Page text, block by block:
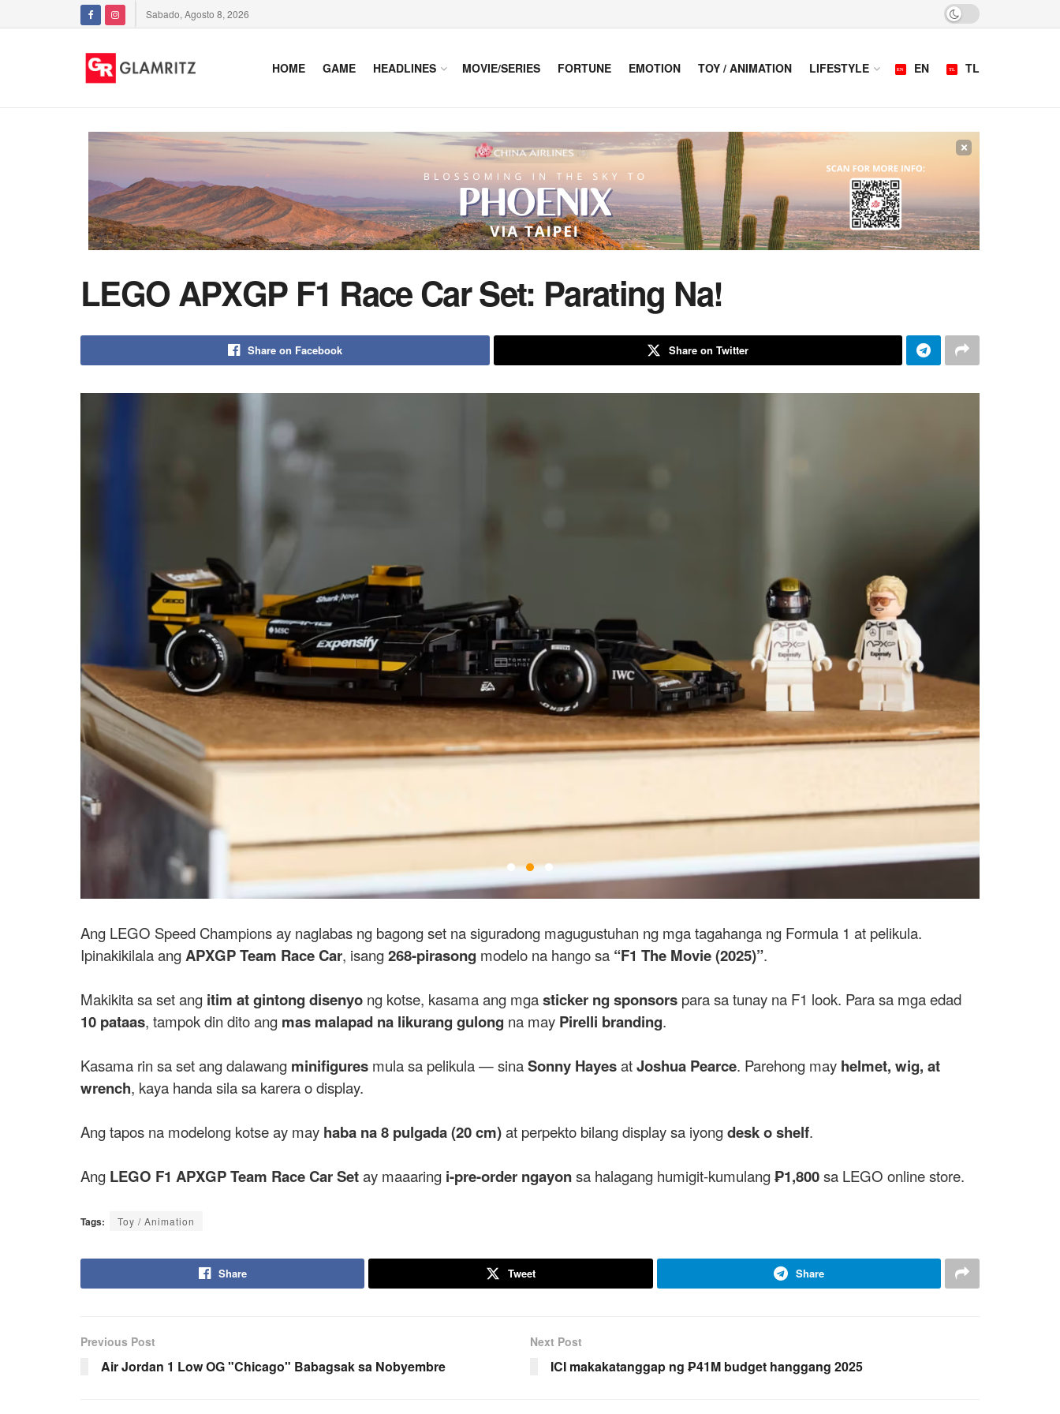
Sabado, Agosto 8, 2026
HOME GAME HEADLINES MOVIE/SERIES FORTUNE EMOTION TOY / ANIMATION LIFESTYLE EN TL
×
LEGO APXGP F1 Race Car Set: Parating Na!
Share on Facebook Share on Twitter
Ang LEGO Speed Champions ay naglabas ng bagong set na siguradong magugustuhan ng mga tagahanga ng Formula 1 at pelikula.
Ipinakikilala angAPXGP Team Race Car, isang268-pirasong modelo na hango sa “F1 The Movie (2025)”.
Makikita sa set ang itim at gintong disenyo ng kotse, kasama ang mgasticker ng sponsors para sa tunay na F1 look. Para sa mga edad
10 pataas, tampok din dito ang mas malapad na likurang gulong na may Pirelli branding.
Kasama rin sa set ang dalawang minifigures mula sa pelikula — sinaSonny HayesatJoshua Pearce. Parehong may helmet, wig, at
wrench, kaya handa sila sa karera o display.
Ang tapos na modelong kotse ay may haba na 8 pulgada (20 cm)at perpekto bilang display sa iyongdesk o shelf.
Ang LEGO F1 APXGP Team Race Car Setay maaaring i-pre-order ngayonsa halagang humigit-kumulang₱1,800sa LEGO online store.
Tags: Toy / Animation
Share Tweet Share
Previous Post
Air Jordan 1 Low OG "Chicago" Babagsak sa Nobyembre
Next Post
ICI makakatanggap ng ₱41M budget hanggang 2025